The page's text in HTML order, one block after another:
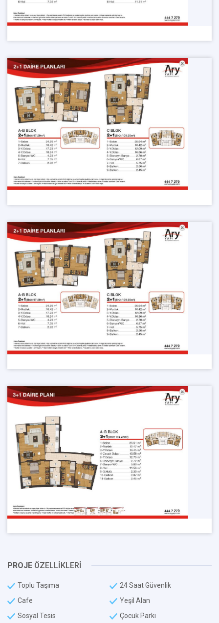
PROJE ÖZELLİKLERİ
Toplu Taşıma
24 Saat Güvenlik
Cafe
Yeşil Alan
Sosyal Tesis
Çocuk Parkı